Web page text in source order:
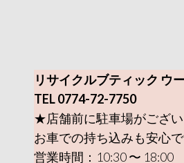
リサイクルブティック ウ
TEL 0774-72-7750
★店舗前に駐車場がござい
お車での持ち込みも安心で
営業時間：10:30 〜